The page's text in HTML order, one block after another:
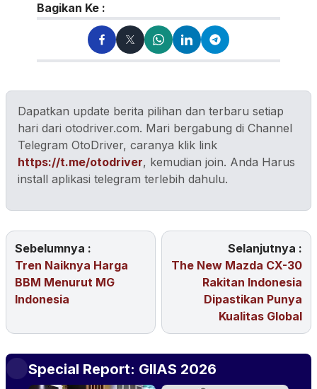
Bagikan Ke :
Dapatkan update berita pilihan dan terbaru setiap
hari dari otodriver.com. Mari bergabung di Channel
Telegram OtoDriver, caranya klik link
https://t.me/otodriver, kemudian join. Anda Harus
install aplikasi telegram terlebih dahulu.
Sebelumnya :
Tren Naiknya Harga
BBM Menurut MG
Indonesia
Selanjutnya :
The New Mazda CX-30
Rakitan Indonesia
Dipastikan Punya
Kualitas Global
Special Report: GIIAS 2026